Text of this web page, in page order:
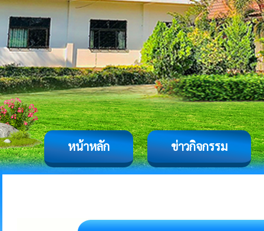
หน้าหลัก ข่าวกิจกรรม